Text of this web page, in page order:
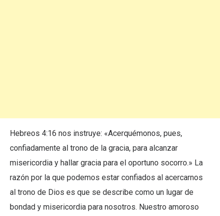
Hebreos 4:16 nos instruye: «Acerquémonos, pues,
confiadamente al trono de la gracia, para alcanzar
misericordia y hallar gracia para el oportuno socorro.» La
razón por la que podemos estar confiados al acercarnos
al trono de Dios es que se describe como un lugar de
bondad y misericordia para nosotros. Nuestro amoroso